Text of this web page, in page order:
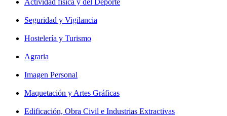
Actividad física y del Deporte
Seguridad y Vigilancia
Hostelería y Turismo
Agraria
Imagen Personal
Maquetación y Artes Gráficas
Edificación, Obra Civil e Industrias Extractivas